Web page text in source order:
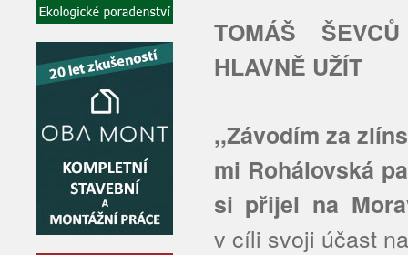
TOMÁŠ
HLAVNĚ UŽÍT
,,Závodím za
mi Rohálovská
si přijel na
v cíli svoji účast